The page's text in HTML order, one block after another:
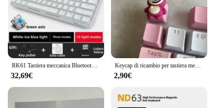
32,69€
Keycap di ricambio per tastiera meccanica con asse a ciliegio incrociato fai-da-te
2,90€